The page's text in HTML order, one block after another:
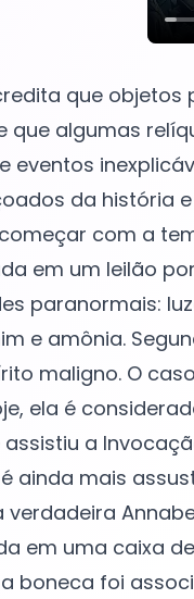
que objetos
que algumas
eventos
da história
com a
em um leilão
paranormais:
e amônia.
maligno. O
ela é
assistiu a
ainda mais
verdadeira
em uma caixa
boneca foi